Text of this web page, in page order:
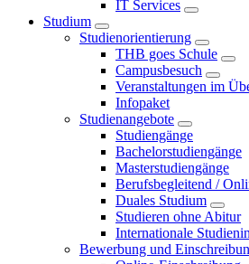
IT Services
Studium
Studienorientierung
THB goes Schule
Campusbesuch
Veranstaltungen im
Infopaket
Studienangebote
Studiengänge
Bachelorstudiengänge
Masterstudiengänge
Berufsbegleitend /
Duales Studium
Studieren ohne Abitur
Internationale
Bewerbung und